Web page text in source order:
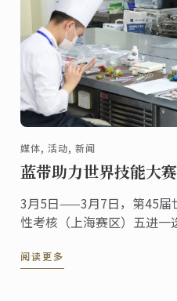
媒体, 活动, 新闻
蓝带助力世界技能大
3月5日——3月7日，第45届
性考核（上海赛区）五进一
阅读更多